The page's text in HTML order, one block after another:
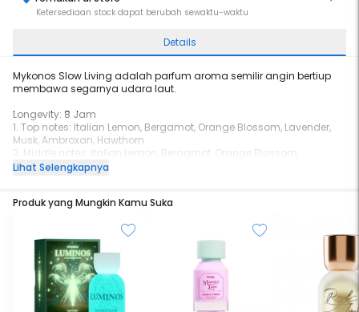
Ketersediaan stock dapat berubah sewaktu-waktu
Details
Mykonos Slow Living adalah parfum aroma semilir angin bertiup
membawa segarnya udara laut.
Longevity: 8 Jam
1. Top notes: Italian Lemon, Bergamot, Orange Blossom, Lavender,
Musk, Ambroxan, Hawthorn
2. Middle notes: Italian Lemon, Bergamot, Orange Blossom,
Lavender, Musk, Ambroxan, Hawthorn
Lihat Selengkapnya
Produk yang Mungkin Kamu Suka